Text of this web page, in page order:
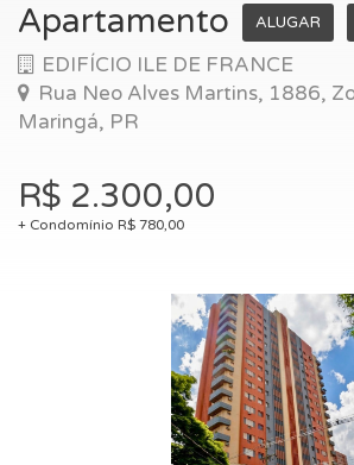
Apartamento ALUGAR
EDIFÍCIO ILE DE FRANCE
Rua Neo Alves Martins, 1886,
Maringá, PR
R$ 2.300,00
+ Condomínio R$ 780,00